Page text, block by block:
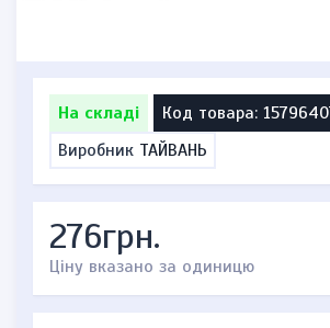
На складі
Код товара:
Виробник ТАЙВАНЬ
276грн.
Ціну вказано за одиницю